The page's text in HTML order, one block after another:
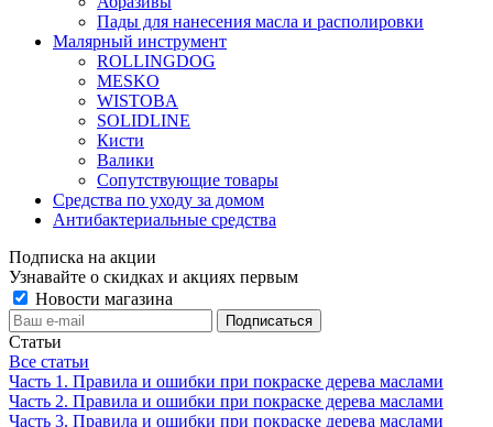
Пады для нанесения масла и располировки
Малярный инструмент
ROLLINGDOG
MESKO
WISTOBA
SOLIDLINE
Кисти
Валики
Сопутствующие товары
Средства по уходу за домом
Антибактериальные средства
Подписка на акции
Узнавайте о скидках и акциях первым
Новости магазина
Статьи
Все статьи
Часть 1. Правила и ошибки при покраске дерева маслами
Часть 2. Правила и ошибки при покраске дерева маслами
Часть 3. Правила и ошибки при покраске дерева маслами